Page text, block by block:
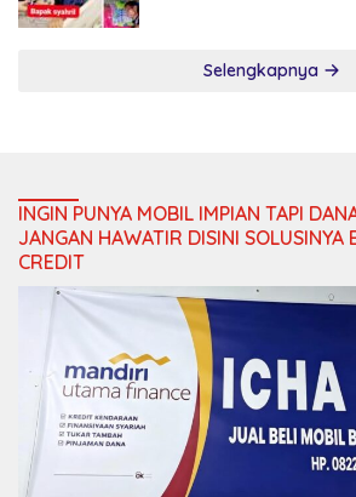
Selengkapnya
INGIN PUNYA MOBIL IMPIAN TAPI
JANGAN HAWATIR DISINI SOLUSINYA
CREDIT